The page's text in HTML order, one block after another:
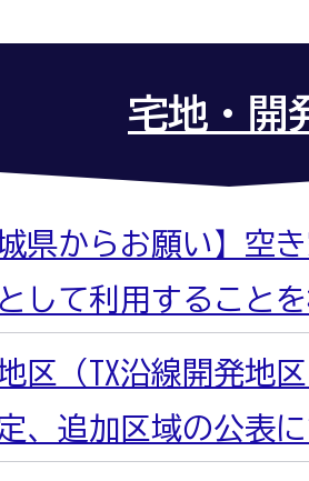
宅地・開
城県からお願い】空
して利用すること
区（TX沿線開発地
、追加区域の公表